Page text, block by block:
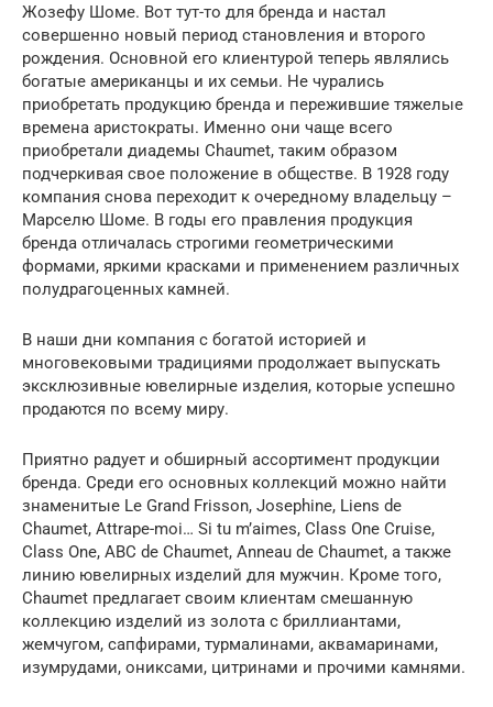
Жозефу Шоме. Вот тут-то для бренда и настал
совершенно новый период становления и второго
рождения. Основной его клиентурой теперь являлись
богатые американцы и их семьи. Не чурались
приобретать продукцию бренда и пережившие тяжелые
времена аристократы. Именно они чаще всего
приобретали диадемы Chaumet, таким образом
подчеркивая свое положение в обществе. В 1928 году
компания снова переходит к очередному владельцу –
Марселю Шоме. В годы его правления продукция
бренда отличалась строгими геометрическими
формами, яркими красками и применением различных
полудрагоценных камней.
В наши дни компания с богатой историей и
многовековыми традициями продолжает выпускать
эксклюзивные ювелирные изделия, которые успешно
продаются по всему миру.
Приятно радует и обширный ассортимент продукции
бренда. Среди его основных коллекций можно найти
знаменитые Le Grand Frisson, Josephine, Liens de
Chaumet, Attrape-moi… Si tu m’aimes, Class One Cruise,
Class One, ABC de Chaumet, Anneau de Chaumet, а также
линию ювелирных изделий для мужчин. Кроме того,
Chaumet предлагает своим клиентам смешанную
коллекцию изделий из золота с бриллиантами,
жемчугом, сапфирами, турмалинами, аквамаринами,
изумрудами, ониксами, цитринами и прочими камнями.